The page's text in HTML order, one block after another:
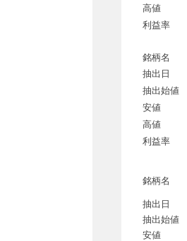
高値
利益率
銘柄名
抽出日
抽出始値
安値
高値
利益率
銘柄名
抽出日
抽出始値
安値